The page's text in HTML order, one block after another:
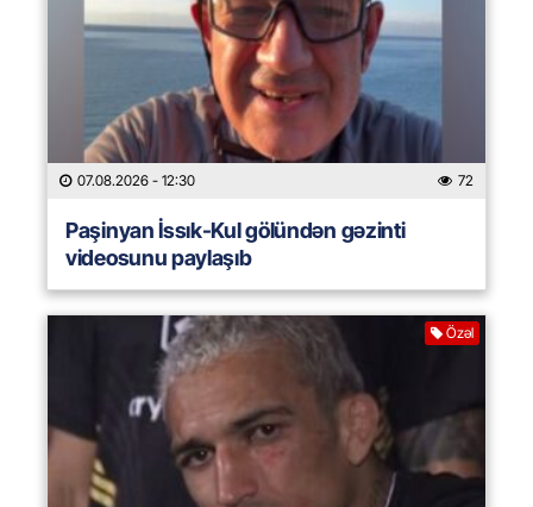
07.08.2026 - 12:30 72
Paşinyan İssık-Kul gölündən gəzinti
videosunu paylaşıb
Özəl